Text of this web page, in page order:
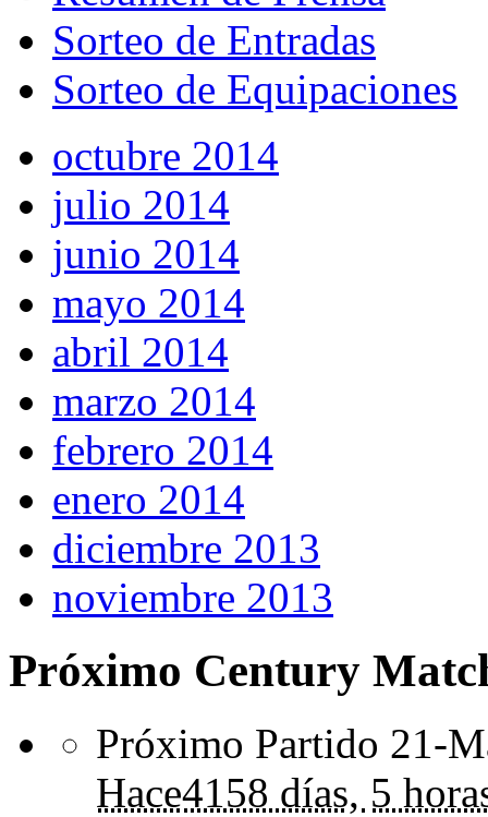
Sorteo de Entradas
Sorteo de Equipaciones
octubre 2014
julio 2014
junio 2014
mayo 2014
abril 2014
marzo 2014
febrero 2014
enero 2014
diciembre 2013
noviembre 2013
Próximo Century
Próximo Partido 21-
Hace4158 días, 5